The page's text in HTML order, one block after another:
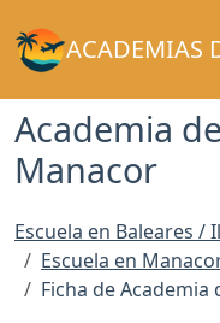
ACADEMIAS
Academia
Manacor
Escuela en Baleares /
Escuela en
Ficha de